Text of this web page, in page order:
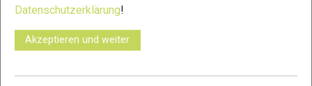
Geburtsort: Neunkirchen, Saarland, Deutschland
Wohnort: Offenbach am Main, Hessen, Deutschland
ITRA- Index: 831 P
Datenschutzerklärung!
Akzeptieren und weiter